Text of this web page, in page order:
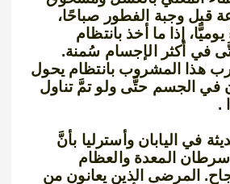
قبل وجبة الفطور صباحًا،
إذا ما أخذ بانتظام
في أكثر الإجسام سُمنة.
هذا المشروب بانتظام يحول
في الجسم حتَّى ولو تمَّ تناول
.
في اليابان وأسترليا بأنَّ
سرطان المعدة والعظام
المرضى الذين يعانون من